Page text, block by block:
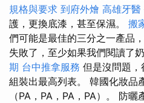
規格與要求 到府外燴 高雄牙醫
護，更換底漆，甚至保濕。 搬
們可能是最佳的三分之一產品
失敗了，至少如果我們閱讀了
期 台中推拿服務 但是沒問題，
組裝出最高列表。 韓國化妝品
（PA，PA，PA，PA）。 防